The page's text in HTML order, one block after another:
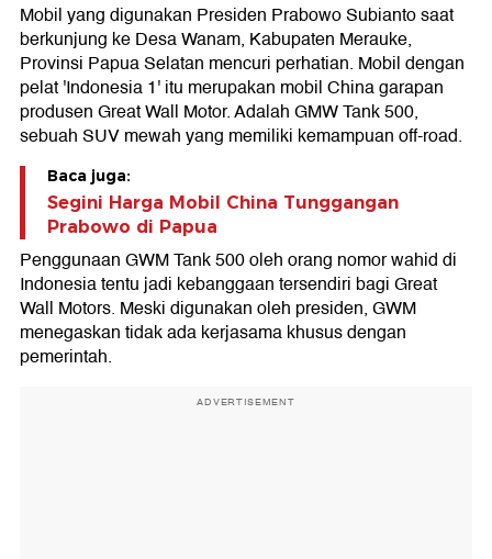
Mobil yang digunakan Presiden Prabowo Subianto saat
berkunjung ke Desa Wanam, Kabupaten Merauke,
Provinsi Papua Selatan mencuri perhatian. Mobil dengan
pelat 'Indonesia 1' itu merupakan mobil China garapan
produsen Great Wall Motor. Adalah GMW Tank 500,
sebuah SUV mewah yang memiliki kemampuan off-road.
Baca juga:
Segini Harga Mobil China Tunggangan
Prabowo di Papua
Penggunaan GWM Tank 500 oleh orang nomor wahid di
Indonesia tentu jadi kebanggaan tersendiri bagi Great
Wall Motors. Meski digunakan oleh presiden, GWM
menegaskan tidak ada kerjasama khusus dengan
pemerintah.
ADVERTISEMENT